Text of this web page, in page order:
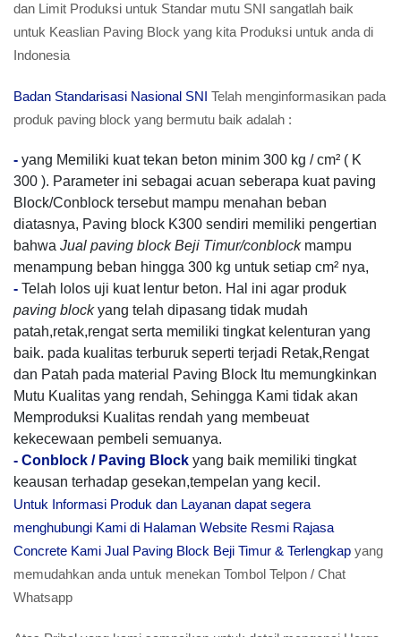
dan Limit Produksi untuk Standar mutu SNI sangatlah baik
untuk Keaslian Paving Block yang kita Produksi untuk anda di
Indonesia
Badan Standarisasi Nasional SNI Telah menginformasikan pada
produk paving block yang bermutu baik adalah :
- yang Memiliki kuat tekan beton minim 300 kg / cm² ( K
300 ). Parameter ini sebagai acuan seberapa kuat paving
Block/Conblock tersebut mampu menahan beban
diatasnya, Paving block K300 sendiri memiliki pengertian
bahwa Jual paving block Beji Timur/conblockmampu
menampung beban hingga 300 kg untuk setiap cm² nya,
- Telah lolos uji kuat lentur beton. Hal ini agar produk
paving blockyang telah dipasang tidak mudah
patah,retak,rengat serta memiliki tingkat kelenturan yang
baik. pada kualitas terburuk seperti terjadi Retak,Rengat
dan Patah pada material Paving Block Itu memungkinkan
Mutu Kualitas yang rendah, Sehingga Kami tidak akan
Memproduksi Kualitas rendah yang membeuat
kekecewaan pembeli semuanya.
- Conblock / Paving Block yang baik memiliki tingkat
keausan terhadap gesekan,tempelan yang kecil.
Untuk Informasi Produk dan Layanan dapat segera
menghubungi Kami di Halaman Website Resmi Rajasa
Concrete Kami Jual Paving Block Beji Timur & Terlengkap yang
memudahkan anda untuk menekan Tombol Telpon / Chat
Whatsapp